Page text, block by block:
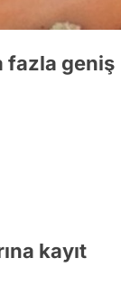
fazla geniş
kayıt